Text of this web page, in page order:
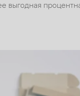
выгодная